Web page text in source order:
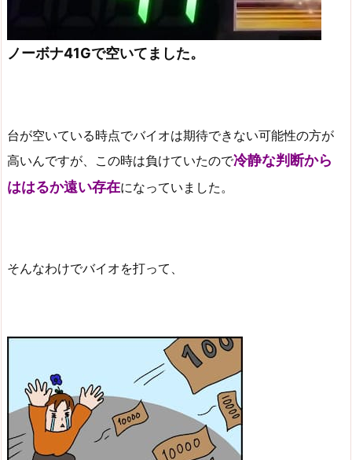
ノーボナ41Gで空いてました。
台が空いている時点でバイオは期待できない可能性の方が
高いんですが、この時は負けていたので冷静な判断から
ははるか遠い存在になっていました。
そんなわけでバイオを打って、